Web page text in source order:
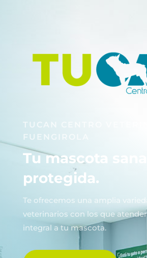
TUCAN CENTRO
FUENGIROLA
Tu mascota
protegida.
Te ofrecemos una amplia
veterinarios con los que
integral a tu mascota.